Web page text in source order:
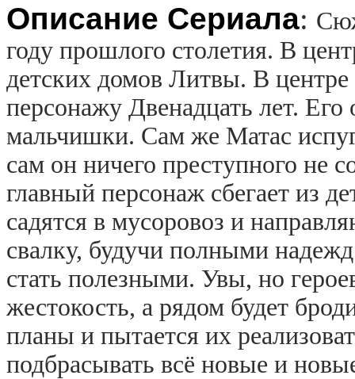
Описание Сериала:
году прошлого столетия. В
детских домов Литвы. В
персонажу Двенадцать лет.
мальчишки. Сам же Матас
сам он ничего преступного не
главный персонаж сбегает из
садятся в мусоровоз и
свалку, будучи полными
стать полезными. Увы, но
жестокость, а рядом будет
планы и пытается их
подбрасывать всё новые и